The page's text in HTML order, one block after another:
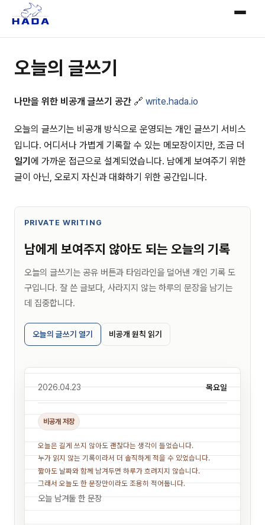
오늘의 글쓰기
나만을 위한 비공개 글쓰기 공간 🔗 write.hada.io
오늘의 글쓰기는 비공개 방식으로 운영되는 개인 글쓰기 서비스
입니다. 어디서나 가볍게 기록할 수 있는 메모장이지만, 조금 더
일기 에 가까운 접근으로 설계되었습니다. 남에게 보여주기 위한
글이 아닌, 오로지 자신과 대화하기 위한 공간입니다.
PRIVATE WRITING
남에게 보여주지 않아도 되는 오늘의 기록
오늘의 글쓰기는 공유 버튼과 타임라인을 덜어낸 개인 기록 도
구입니다. 잘 쓴 글보다, 사라지지 않는 하루의 문장을 남기는
데 집중합니다.
오늘의 글쓰기 열기 비공개 원칙 읽기
2026.04.23 목요일
비공개 저장
오늘은 길게 쓰지 않아도 괜찮다는 생각이 들었습니다.
누가 읽지 않는 기록이라서 더 솔직하게 적을 수 있었습니다.
짧아도 날짜와 함께 남겨두면 하루가 흐려지지 않습니다.
그래서 오늘도 한 문장만이라도 조용히 적어둡니다.
오늘 남겨둘 한 문장